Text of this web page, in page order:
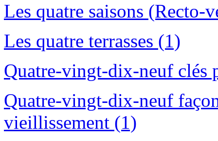
Les quatre saisons (Recto-
Les quatre terrasses (1)
Quatre-vingt-dix-neuf clés
Quatre-vingt-dix-neuf
vieillissement (1)